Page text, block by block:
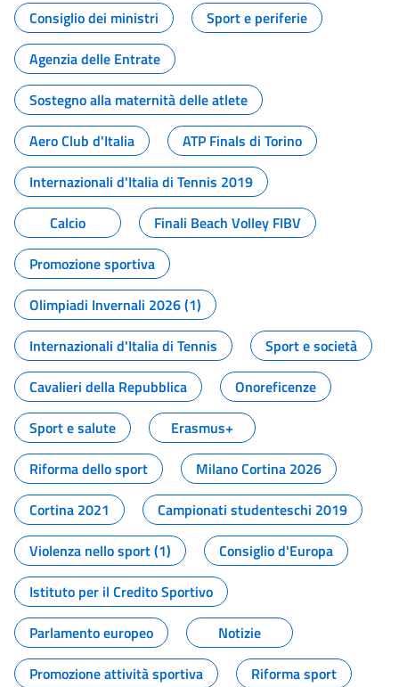
Consiglio dei ministri
Sport e periferie
Agenzia delle Entrate
Sostegno alla maternità delle atlete
Aero Club d'Italia
ATP Finals di Torino
Internazionali d'Italia di Tennis 2019
Calcio
Finali Beach Volley FIBV
Promozione sportiva
Olimpiadi Invernali 2026 (1)
Internazionali d'Italia di Tennis
Sport e società
Cavalieri della Repubblica
Onoreficenze
Sport e salute
Erasmus+
Riforma dello sport
Milano Cortina 2026
Cortina 2021
Campionati studenteschi 2019
Violenza nello sport (1)
Consiglio d'Europa
Istituto per il Credito Sportivo
Parlamento europeo
Notizie
Promozione attività sportiva
Riforma sport